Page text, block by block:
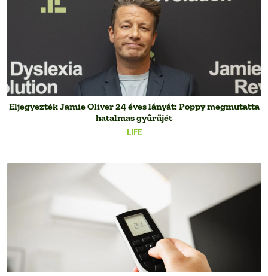
LIFE
Eljegyezték Jamie Oliver 24 éves lányát: Poppy megmutatta
hatalmas gyűrűjét